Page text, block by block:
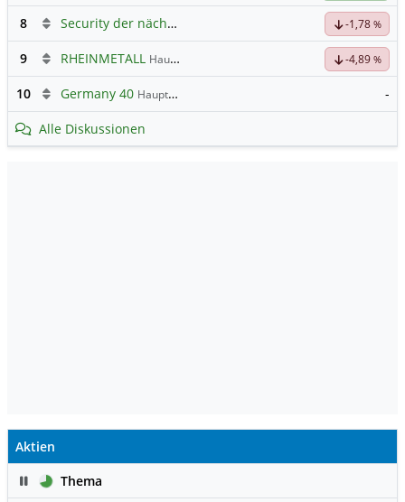
8 Security der nächsten Generation -1,78 %
9 RHEINMETALL Hauptdiskussion -4,89 %
10 Germany 40 Hauptdiskussion -
Alle Diskussionen
Aktien
PauseThema